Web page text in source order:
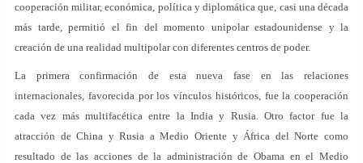
cooperación militar, económica, política y diplomática que, casi una década
más tarde, permitió el fin del momento unipolar estadounidense y la
creación de una realidad multipolar con diferentes centros de poder.
La primera confirmación de esta nueva fase en las relaciones
internacionales, favorecida por los vínculos históricos, fue la cooperación
cada vez más multifacética entre la India y Rusia. Otro factor fue la
atracción de China y Rusia a Medio Oriente y África del Norte como
resultado de las acciones de la administración de Obama en el Medio